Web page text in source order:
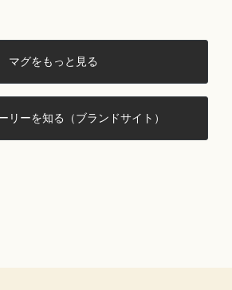
マグをもっと見る
リーを知る（ブランドサイト）